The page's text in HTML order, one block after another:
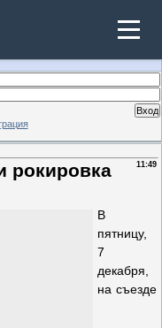
11:49
рокировка
В
пятницу,
7
декабря,
на съезде